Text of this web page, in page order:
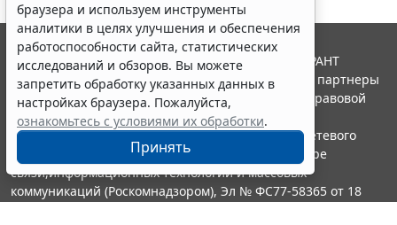
браузера и используем инструменты
аналитики в целях улучшения и обеспечения
работоспособности сайта, статистических
исследований и обзоров. Вы можете
запретить обработку указанных данных в
настройках браузера. Пожалуйста,
ознакомьтесь с условиями их обработки.
Принять
© ООО "НПП "ГАРАНТ-СЕРВИС", 2026. Система ГАРАНТ
выпускается с 1990 года. Компания "Гарант" и ее партнеры
являются участниками Российской ассоциации правовой
информации ГАРАНТ.
Портал ГАРАНТ.РУ зарегистрирован в качестве сетевого
издания Федеральной службой по надзору в сфере
связи,информационных технологий и массовых
коммуникаций (Роскомнадзором), Эл № ФС77-58365 от 18